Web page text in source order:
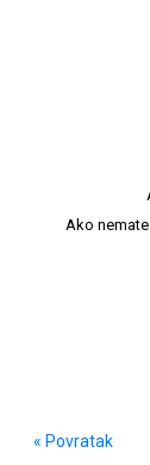
Ako
« Povratak